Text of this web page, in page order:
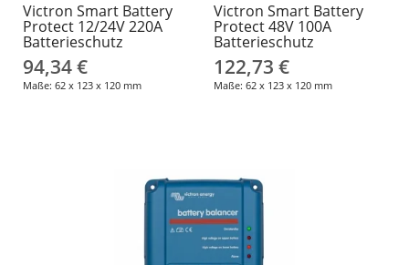
Victron Smart Battery
Protect 12/24V 220A
Batterieschutz
94,34 €
Maße: 62 x 123 x 120 mm
Victron Smart Battery
Protect 48V 100A
Batterieschutz
122,73 €
Maße: 62 x 123 x 120 mm